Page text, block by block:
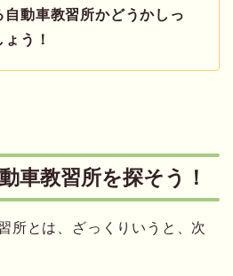
動車教習所かどうかしっ
う！
車教習所を探そう！
所とは、ざっくりいうと、次